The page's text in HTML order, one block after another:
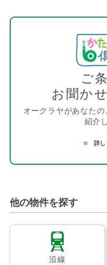
ご
お聞か
オークラヤがあなた
紹介
詳し
他の物件を探す
沿線